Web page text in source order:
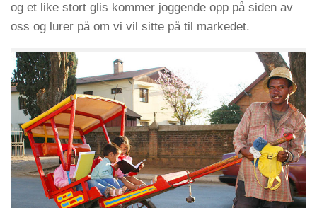
og et like stort glis kommer joggende opp på siden av
oss og lurer på om vi vil sitte på til markedet.